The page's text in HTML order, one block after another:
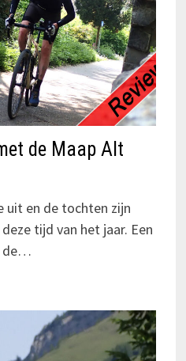
de Maap Alt
uit en de tochten zijn
tijd van het jaar. Een
de…